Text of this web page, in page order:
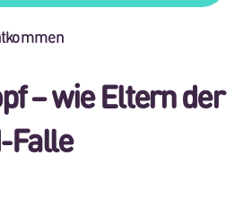
– wie Eltern der
Falle